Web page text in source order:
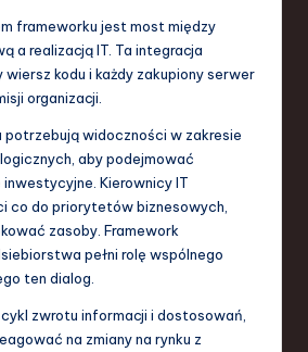
frameworku jest most między
a realizacją IT. Ta integracja
wiersz kodu i każdy zakupiony serwer
organizacji.
potrzebują widoczności w zakresie
aby podejmować
Kierownicy IT
co do priorytetów biznesowych,
zasoby. Framework
pełni rolę wspólnego
ten dialog.
zwrotu informacji i dostosowań,
na zmiany na rynku z